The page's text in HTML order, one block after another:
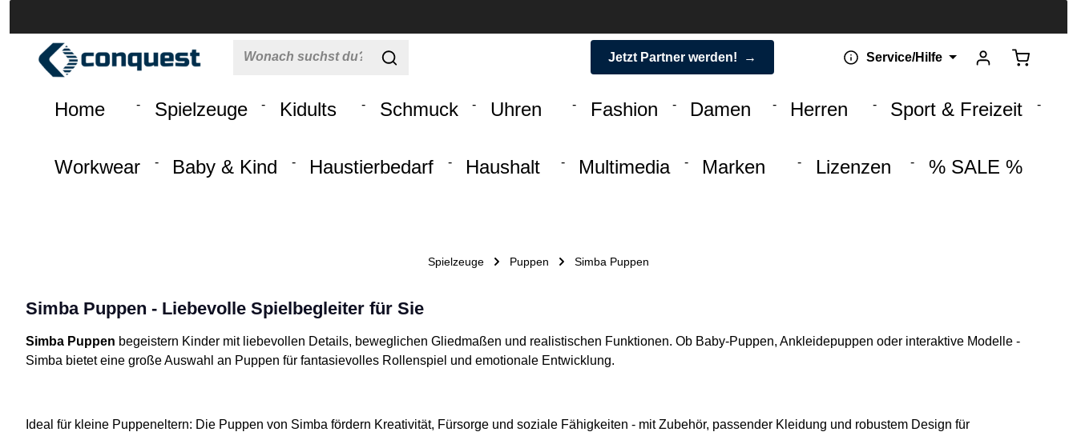
Jetzt Partner werden! Service/Hilfe
Home Spielzeuge Kidults Schmuck Uhren Fashion Damen Herren Sport & Freizeit
Workwear Baby & Kind Haustierbedarf Haushalt Multimedia Marken Lizenzen % SALE %
Spielzeuge Puppen Simba Puppen
Simba Puppen - Liebevolle Spielbegleiter für Sie
Simba Puppen begeistern Kinder mit liebevollen Details, beweglichen Gliedmaßen und realistischen Funktionen. Ob Baby-Puppen, Ankleidepuppen oder interaktive Modelle -
Simba bietet eine große Auswahl an Puppen für fantasievolles Rollenspiel und emotionale Entwicklung.
Ideal für kleine Puppeneltern: Die Puppen von Simba fördern Kreativität, Fürsorge und soziale Fähigkeiten - mit Zubehör, passender Kleidung und robustem Design für